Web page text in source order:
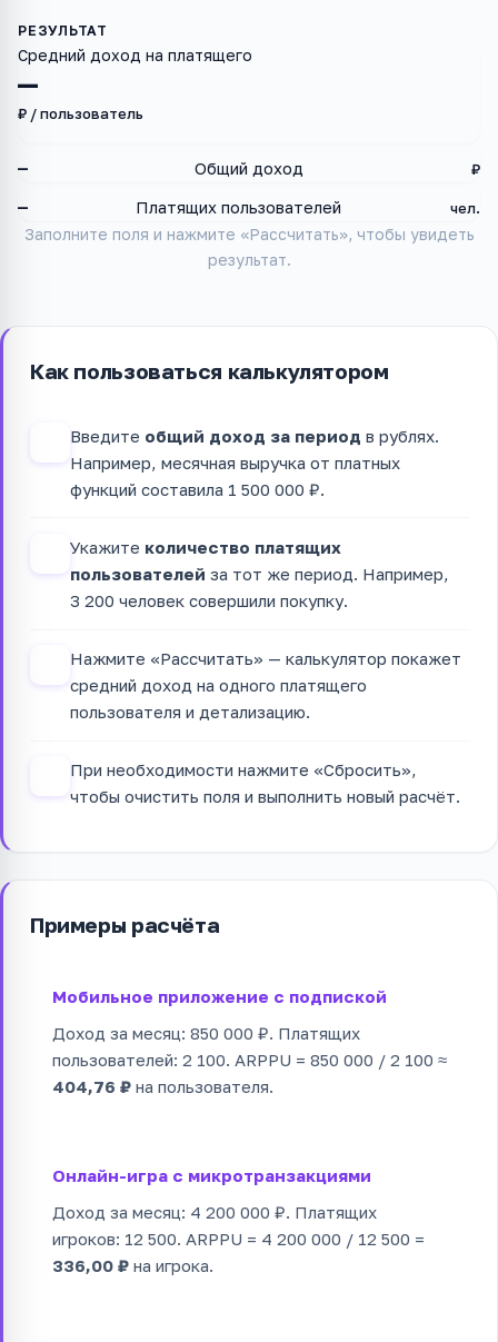
—
Средний доход на платящего
₽ / пользователь
— Общий доход ₽
— Платящих пользователей чел.
Заполните поля и нажмите «Рассчитать», чтобы увидеть
результат.
Как пользоваться калькулятором
Введите общий доход за период в рублях.
Например, месячная выручка от платных
функций составила 1 500 000 ₽.
Укажите количество платящих
пользователей за тот же период. Например,
3 200 человек совершили покупку.
Нажмите «Рассчитать» — калькулятор покажет
средний доход на одного платящего
пользователя и детализацию.
При необходимости нажмите «Сбросить»,
чтобы очистить поля и выполнить новый расчёт.
Примеры расчёта
Мобильное приложение с подпиской
Доход за месяц: 850 000 ₽. Платящих
пользователей: 2 100. ARPPU = 850 000 / 2 100 ≈
404,76 ₽ на пользователя.
Онлайн-игра с микротранзакциями
Доход за месяц: 4 200 000 ₽. Платящих
игроков: 12 500. ARPPU = 4 200 000 / 12 500 =
336,00 ₽ на игрока.